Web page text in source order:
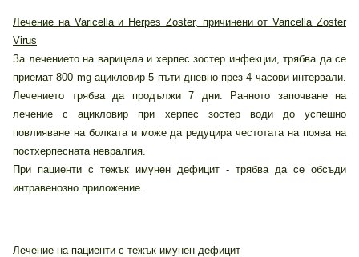
Лечение на Varicella и Herpes Zoster, причинени от Varicella Zoster
Virus
За лечението на варицела и херпес зостер инфекции, трябва да се
приемат 800 mg ацикловир 5 пъти дневно през 4 часови интервали.
Лечението трябва да продължи 7 дни. Ранното започване на
лечение с ацикловир при херпес зостер води до успешно
повлияване на болката и може да редуцира честотата на поява на
постхерпесната невралгия.
При пациенти с тежък имунен дефицит - трябва да се обсъди
интравенозно приложение.
Лечение на пациенти с тежък имунен дефицит